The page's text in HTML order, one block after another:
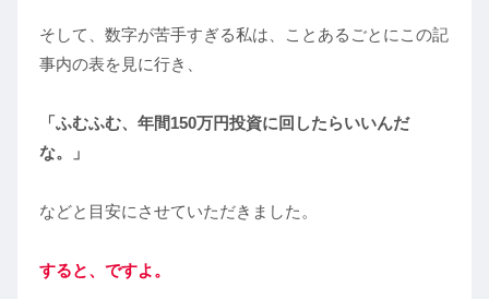
そして、数字が苦手すぎる私は、ことあるごとにこの記
事内の表を見に行き、
「ふむふむ、年間150万円投資に回したらいいんだ
な。」
などと目安にさせていただきました。
すると、ですよ。